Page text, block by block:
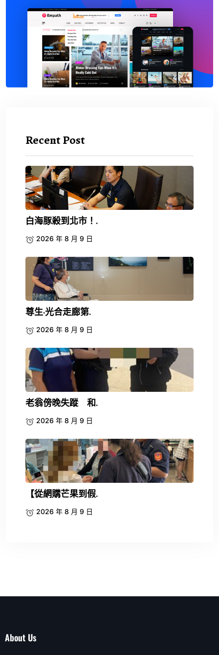
Recent Post
白海豚殺到北市！.
2026 年 8 月 9 日
尊生·光合走廊第.
2026 年 8 月 9 日
老翁傍晚失蹤 和.
2026 年 8 月 9 日
【從網購芒果到假.
2026 年 8 月 9 日
About Us